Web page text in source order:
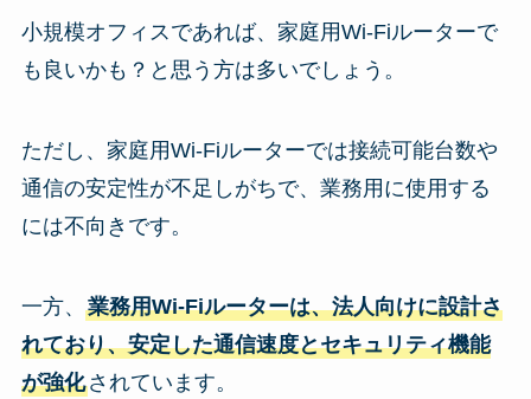
小規模オフィスであれば、家庭用Wi-Fiルーターで
も良いかも？と思う方は多いでしょう。
ただし、家庭用Wi-Fiルーターでは接続可能台数や
通信の安定性が不足しがちで、業務用に使用する
には不向きです。
一方、 業務用Wi-Fiルーターは、法人向けに設計さ
れており、安定した通信速度とセキュリティ機能
が強化されています。